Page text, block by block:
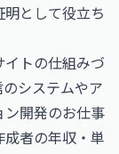
として役立ち
トの仕組みづ
システムやア
開発のお仕事
者の年収・単